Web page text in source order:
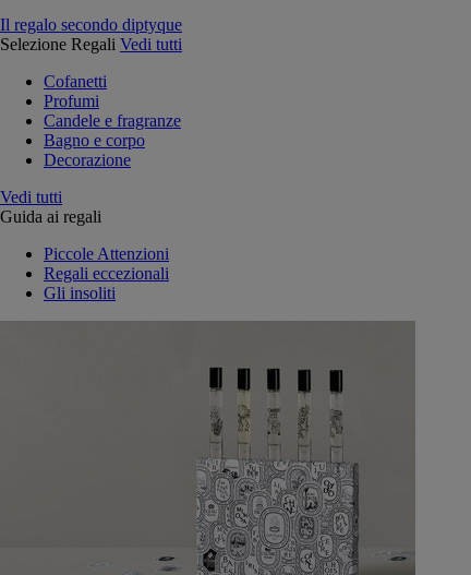
Il regalo secondo diptyque
Selezione Regali Vedi tutti
Cofanetti
Profumi
Candele e fragranze
Bagno e corpo
Decorazione
Vedi tutti
Guida ai regali
Piccole Attenzioni
Regali eccezionali
Gli insoliti